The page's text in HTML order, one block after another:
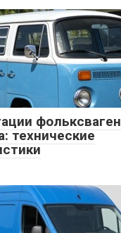
фольксваген
технические